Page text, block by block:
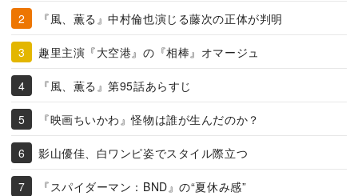
『風、薫る』中村倫也演じる藤次の正体が判明
趣里主演『大空港』の『相棒』オマージュ
『風、薫る』第95話あらすじ
『映画ちいかわ』怪物は誰が生んだのか？
影山優佳、白ワンピ姿でスタイル際立つ
『スパイダーマン：BND』の“夏休み感”